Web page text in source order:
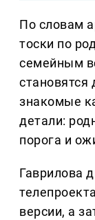
По словам
тоски по
семейным
знакомые
детали:
порога и
Гаврилова
версии, а